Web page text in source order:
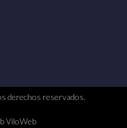
derechos reservados.
ViloWeb